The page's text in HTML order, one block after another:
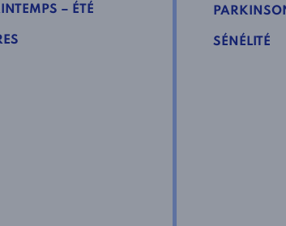
– ÉTÉ
SÉNÉLITÉ